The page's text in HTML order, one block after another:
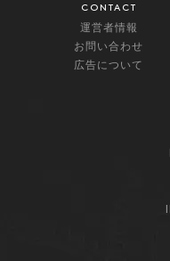
CONTACT
運営者情報
お問い合わせ
広告について